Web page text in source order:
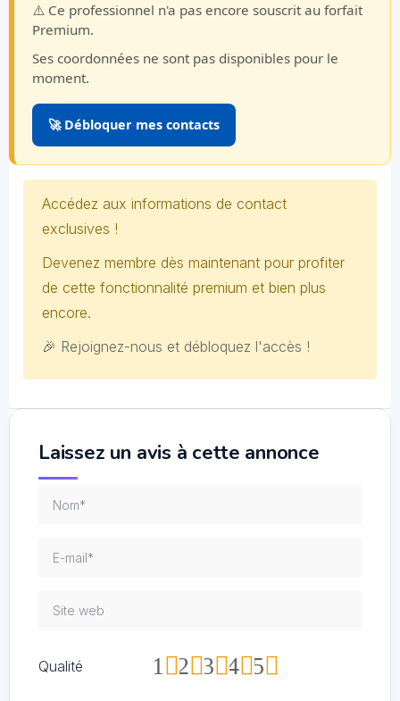
⚠️ Ce professionnel n'a pas encore souscrit au forfait
Premium.
Ses coordonnées ne sont pas disponibles pour le
moment.
🚀 Débloquer mes contacts
Accédez aux informations de contact
exclusives !
Devenez membre dès maintenant pour profiter
de cette fonctionnalité premium et bien plus
encore.
🎉 Rejoignez-nous et débloquez l'accès !
Laissez un avis à cette annonce
Qualité 5
4
3
2
1